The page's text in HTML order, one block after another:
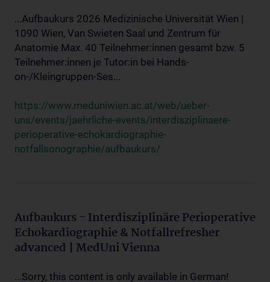
...Aufbaukurs 2026 Medizinische Universität Wien |
1090 Wien, Van Swieten Saal und Zentrum für
Anatomie Max. 40 Teilnehmer:innen gesamt bzw. 5
Teilnehmer:innen je Tutor:in bei Hands-
on-/Kleingruppen-Ses...
https://www.meduniwien.ac.at/web/ueber-
uns/events/jaehrliche-events/interdisziplinaere-
perioperative-echokardiographie-
notfallsonographie/aufbaukurs/
Aufbaukurs - Interdisziplinäre Perioperative
Echokardiographie & Notfallrefresher
advanced | MedUni Vienna
...Sorry, this content is only available in German!